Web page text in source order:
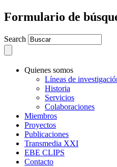
Formulario de
Search
Quienes somos
Líneas de
Historia
Servicios
Colaboraciones
Miembros
Proyectos
Publicaciones
Transmedia XXI
EBE CLIPS
Contacto